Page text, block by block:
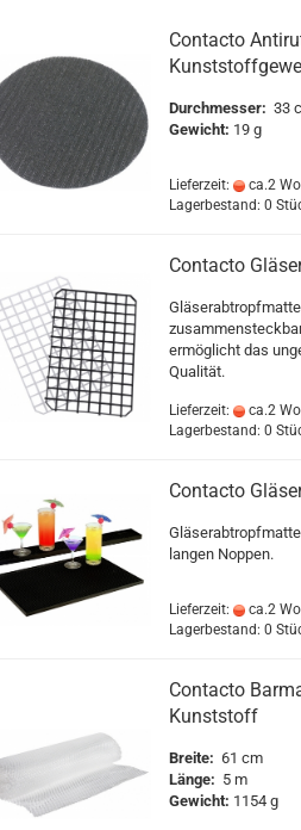
Contacto
Durchmesser: 33
Gewicht: 19 g
Lieferzeit: ca.2
Lagerbestand: 0
Contacto
ermöglicht das
Qualität.
Lieferzeit: ca.2
Lagerbestand: 0
Contacto
langen Noppen.
Lieferzeit: ca.2
Lagerbestand: 0
Contacto
Kunststoff
Breite: 61 cm
Länge: 5 m
Gewicht: 1154 g